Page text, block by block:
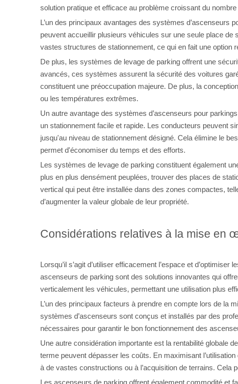
solution pratique et efficace au problème croissant du
L’un des principaux avantages des systèmes d’ascenseurs
peuvent accueillir plusieurs véhicules sur une seule place
vastes structures de stationnement, ce qui en fait une option
De plus, les systèmes de levage de parking offrent une
avancés, ces systèmes assurent la sécurité des voitures
constituent une préoccupation majeure. De plus, la
ou les températures extrêmes.
Un autre avantage des systèmes d’ascenseurs pour
un stationnement facile et rapide. Les conducteurs peuvent
jusqu'au niveau de stationnement désigné. Cela élimine le
permet d'économiser du temps et des efforts.
Les systèmes de levage de parking constituent également
plus en plus densément peuplées, trouver des places de
vertical qui peut être installée dans des zones compactes,
d’augmenter la valeur globale de leur propriété.
Considérations relatives à la mise en
Lorsqu’il s’agit d’utiliser efficacement l’espace et
ascenseurs de parking sont des solutions innovantes qui
verticalement les véhicules, permettant une utilisation plus
L’un des principaux facteurs à prendre en compte lors de la
systèmes d’ascenseurs sont conçus et installés par des
nécessaires pour garantir le bon fonctionnement des
Une autre considération importante est la rentabilité globale
terme peuvent dépasser les coûts. En maximisant
à de vastes constructions ou à l’acquisition de terrains.
Les ascenseurs de parking offrent également commodité et